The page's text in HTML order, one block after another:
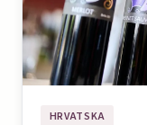
HRVATSKA